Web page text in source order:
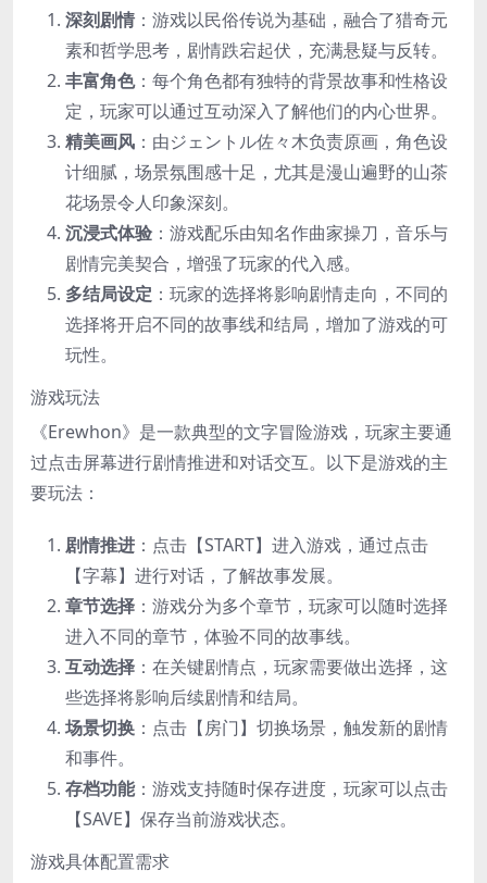
深刻剧情 ：游戏以民俗传说为基础，融合了猎奇元
素和哲学思考，剧情跌宕起伏，充满悬疑与反转。
丰富角色：每个角色都有独特的背景故事和性格设
定，玩家可以通过互动深入了解他们的内心世界。
精美画风 ：由ジェントル佐々木负责原画，角色设
计细腻，场景氛围感十足，尤其是漫山遍野的山茶
花场景令人印象深刻。
沉浸式体验 ：游戏配乐由知名作曲家操刀，音乐与
剧情完美契合，增强了玩家的代入感。
多结局设定 ：玩家的选择将影响剧情走向，不同的
选择将开启不同的故事线和结局，增加了游戏的可
玩性。
游戏玩法
《Erewhon》是一款典型的文字冒险游戏，玩家主要通
过点击屏幕进行剧情推进和对话交互。以下是游戏的主
要玩法：
剧情推进 ：点击【START】进入游戏，通过点击
【字幕】进行对话，了解故事发展。
章节选择 ：游戏分为多个章节，玩家可以随时选择
进入不同的章节，体验不同的故事线。
互动选择 ：在关键剧情点，玩家需要做出选择，这
些选择将影响后续剧情和结局。
场景切换 ：点击【房门】切换场景，触发新的剧情
和事件。
存档功能：游戏支持随时保存进度，玩家可以点击
【SAVE】保存当前游戏状态。
游戏具体配置需求